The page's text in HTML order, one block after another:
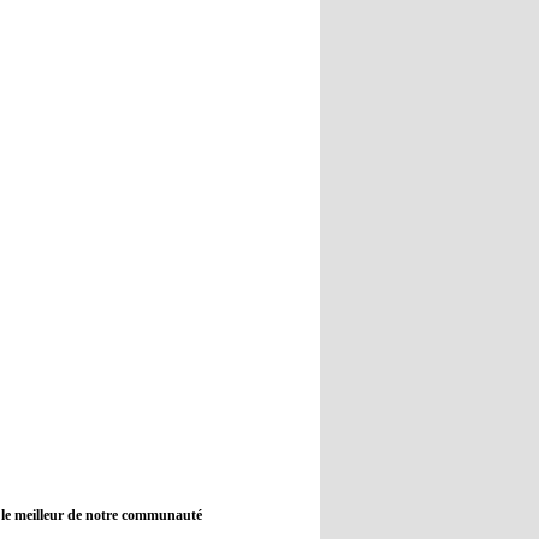
08:21 - 2022/11/08
meilleur de notre communauté